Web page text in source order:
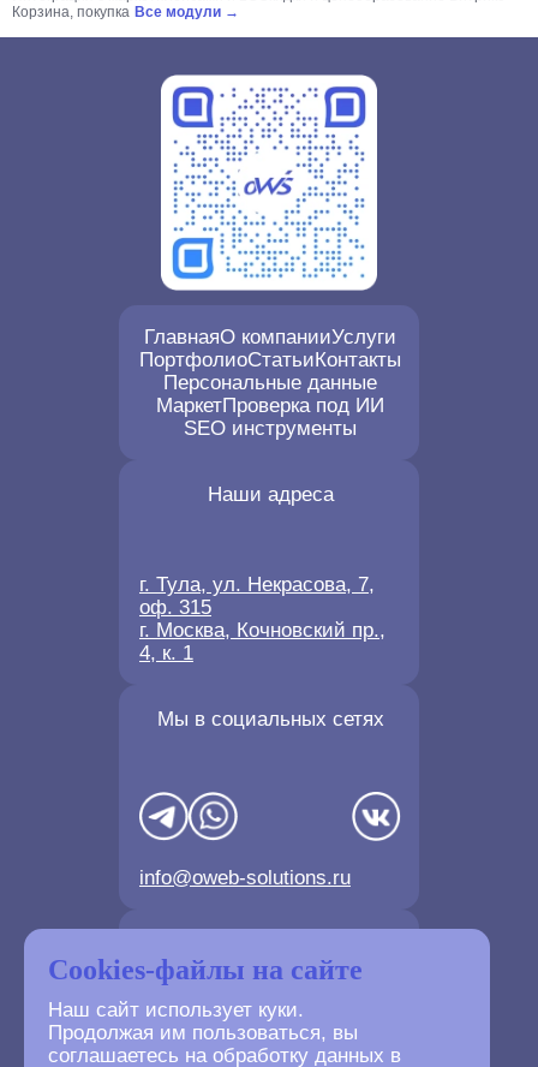
Cookies-файлы на сайте
Наш сайт использует куки.
Продолжая им пользоваться, вы
соглашаетесь на обработку данных в
Корзина, покупка Все модули →
ГлавнаяО компанииУслуги
ПортфолиоСтатьиКонтакты
Персональные данные
МаркетПроверка под ИИ
SEO инструменты
Мы в социальных сетях
info@oweb-solutions.ru
Наши адреса
г. Тула, ул. Некрасова, 7,
оф. 315
г. Москва, Кочновский пр.,
4, к. 1